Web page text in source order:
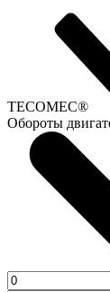
TECOMEC®
Обороты